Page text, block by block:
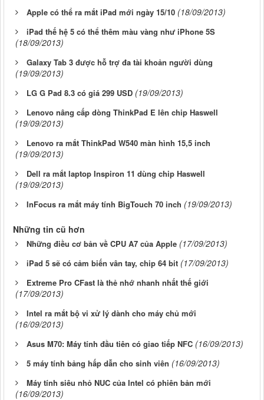
Apple có thể ra mắt iPad mới ngày 15/10 (18/09/2013)
iPad thế hệ 5 có thể thêm màu vàng như iPhone 5S
(18/09/2013)
Galaxy Tab 3 được hỗ trợ đa tài khoản người dùng
(19/09/2013)
LG G Pad 8.3 có giá 299 USD (19/09/2013)
Lenovo nâng cấp dòng ThinkPad E lên chip Haswell
(19/09/2013)
Lenovo ra mắt ThinkPad W540 màn hình 15,5 inch
(19/09/2013)
Dell ra mắt laptop Inspiron 11 dùng chip Haswell
(19/09/2013)
InFocus ra mắt máy tính BigTouch 70 inch (19/09/2013)
Những tin cũ hơn
Những điều cơ bản về CPU A7 của Apple (17/09/2013)
iPad 5 sẽ có cảm biến vân tay, chip 64 bit (17/09/2013)
Extreme Pro CFast là thẻ nhớ nhanh nhất thế giới
(17/09/2013)
Intel ra mắt bộ vi xử lý dành cho máy chủ mới
(16/09/2013)
Asus M70: Máy tính đầu tiên có giao tiếp NFC (16/09/2013)
5 máy tính bảng hấp dẫn cho sinh viên (16/09/2013)
Máy tính siêu nhỏ NUC của Intel có phiên bản mới
(16/09/2013)